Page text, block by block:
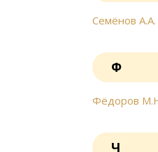
Семёнов А.А.
Ф
Фёдоров
Ч